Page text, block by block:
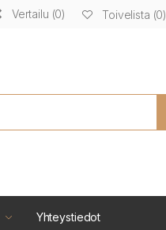
Vertailu (0) Toivelista (0)
Yhteystiedot